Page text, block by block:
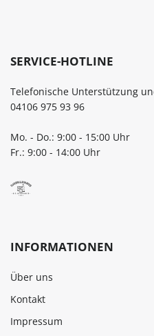
SERVICE-HOTLINE
Telefonische Unterstützung
04106 975 93 96
Mo. - Do.: 9:00 - 15:00 Uhr
Fr.: 9:00 - 14:00 Uhr
INFORMATIONEN
Über uns
Kontakt
Impressum